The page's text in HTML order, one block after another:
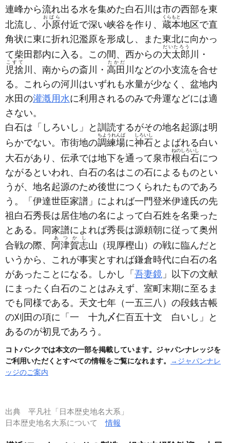
連峰から流れ出る水を集めた白石川は市の西部を東
北流し、 小原
おばら
付近で深い峡谷を作り、 蔵本
くらもと
地区で直
角状に東に折れ氾濫原を形成し、また東北に向かっ
て柴田郡内に入る。この間、西からの大太郎
だいたろう
川・
児捨
こすて
川、南からの斎川・ 高田
たかだ
川などの小支流を合せ
る。これらの河川はいずれも水量が少なく、盆地内
水田の灌漑用水に利用されるのみで舟運などには適
さない。
白石は「しろいし」と訓読するがその地名起源は明
らかでない。市街地の調練場
ちようれんば
に神石
しろいし
とよばれる白い
大石があり、伝承では地下を通って泉市根白石
ねのしろいし
につ
ながるといわれ、白石の名はこの石によるものとい
うが、地名起源のため後世につくられたものであろ
う。「伊達世臣家譜」によれば一門登米伊達氏の先
祖白石秀長は居住地の名によって白石姓を名乗った
とある。同家譜によれば秀長は源頼朝に従って奥州
合戦の際、
阿津賀志
あつかし
山 （現厚樫山） の戦に臨んだと
いうから、これが事実とすれば鎌倉時代に白石の名
があったことになる。しかし「 吾妻鏡 」以下の文献
にまったく白石のことはみえず、室町末期に至るま
でも同様である。天文七年 （一五三八） の段銭古帳
の刈田の項に「一 十九〆仁百五十文 白いし」と
あるのが初見であろう。
コトバンクでは本文の一部を掲載しています。ジャパンナレッジを
ご利用いただくとすべての情報をご覧になれます。
→ジャパンナレ
ッジのご案内
出典 平凡社「日本歴史地名大系」
日本歴史地名大系について情報